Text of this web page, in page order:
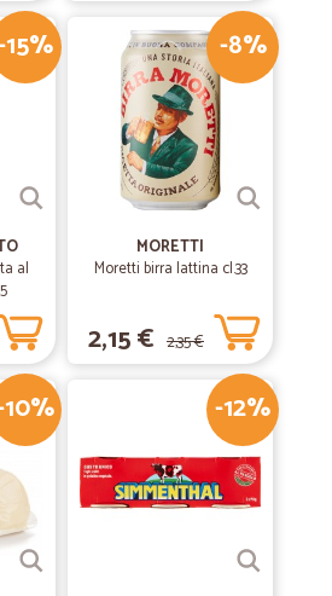
al
-8%
MORETTI
Moretti birra lattina cl.33
2,15 € 2,35 €
-12%